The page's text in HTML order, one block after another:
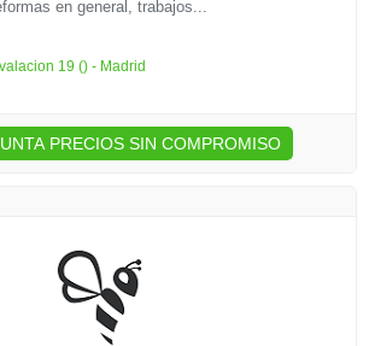
en general, trabajos...
19 () - Madrid
PRECIOS SIN COMPROMISO